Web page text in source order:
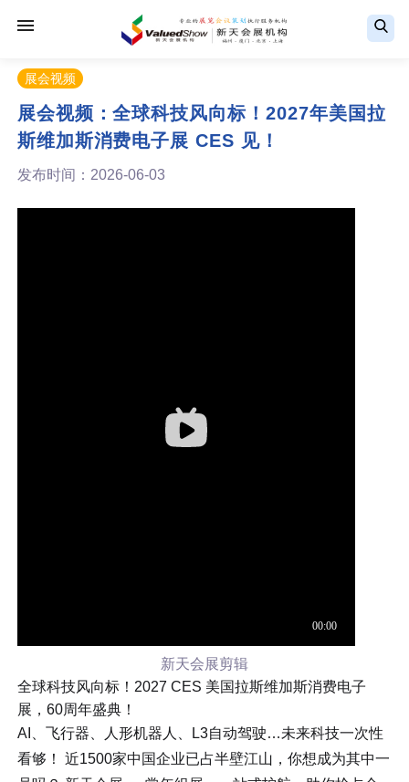
展会视频
展会视频：全球科技风向标！2027年美国拉
斯维加斯消费电子展 CES 见！
发布时间：2026-06-03
新天会展剪辑
全球科技风向标！2027 CES 美国拉斯维加斯消费电子
展，60周年盛典！
AI、飞行器、人形机器人、L3自动驾驶…未来科技一次性
看够！ 近1500家中国企业已占半壁江山，你想成为其中一